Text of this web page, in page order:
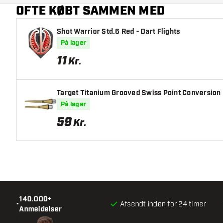
Dart farve
Dart grebzone
Dart form
Dart vægt
Dart diameter (MM)
Dart længde (MM)
OFTE KØBT SAMMEN MED
Shot Warrior Std.6 Red - Dart Flights
På lager
11Kr.
Target Titanium Grooved Swiss Point Conversion
På lager
59Kr.
•
140.000+
Anmeldelser
Afsendt inden for 24 timer